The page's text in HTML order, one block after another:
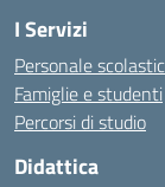
I Servizi
Personale
Famiglie e studenti
Percorsi di studio
Didattica